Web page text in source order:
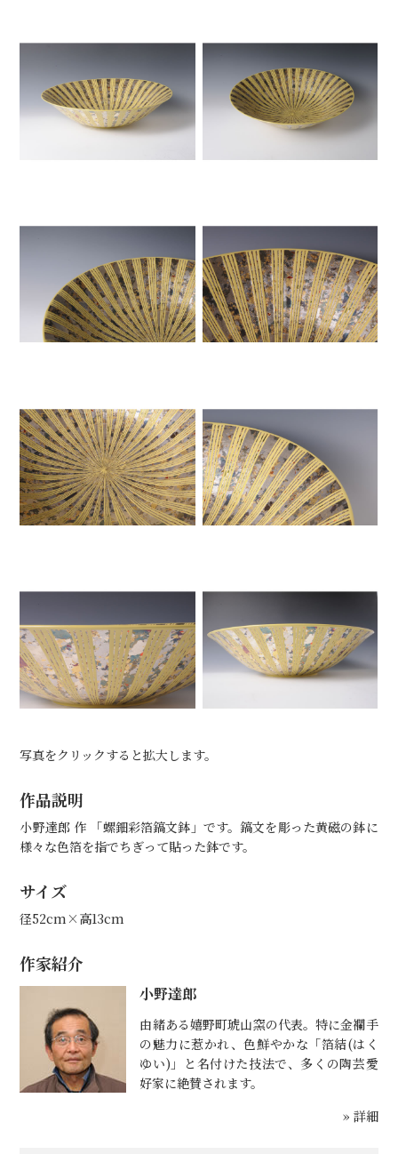
写真をクリックすると拡大します。
作品説明
小野達郎 作 「螺鈿彩箔鎬文鉢」です。鎬文を彫った黄磁の鉢に
様々な色箔を指でちぎって貼った鉢です。
サイズ
径52cm×高13cm
作家紹介
小野達郎
由緒ある嬉野町琥山窯の代表。特に金襴手
の魅力に惹かれ、色鮮やかな「箔結(はく
ゆい)」と名付けた技法で、多くの陶芸愛
好家に絶賛されます。
» 詳細